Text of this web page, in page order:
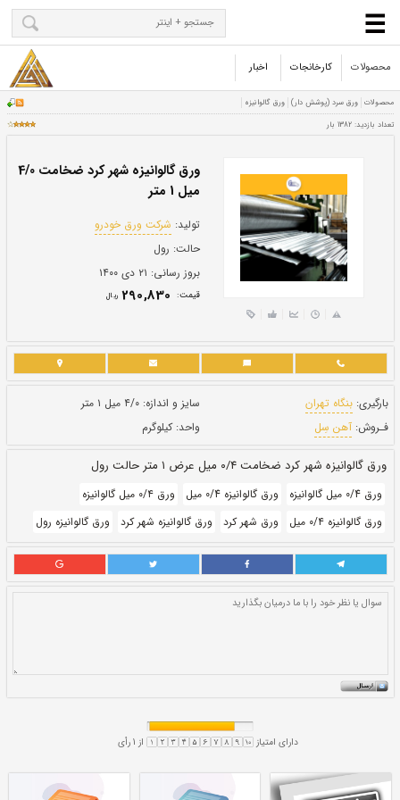
محصولات کارخانجات اخبار
میل 1 متر
تولید:شرکت ورق خودرو
حالت:
بروز رسانی: ۲۱ دی ۱۴۰۰
قيمت: 290,830 ريال
سایز و اندازه:۴/۰ میل ۱ متر